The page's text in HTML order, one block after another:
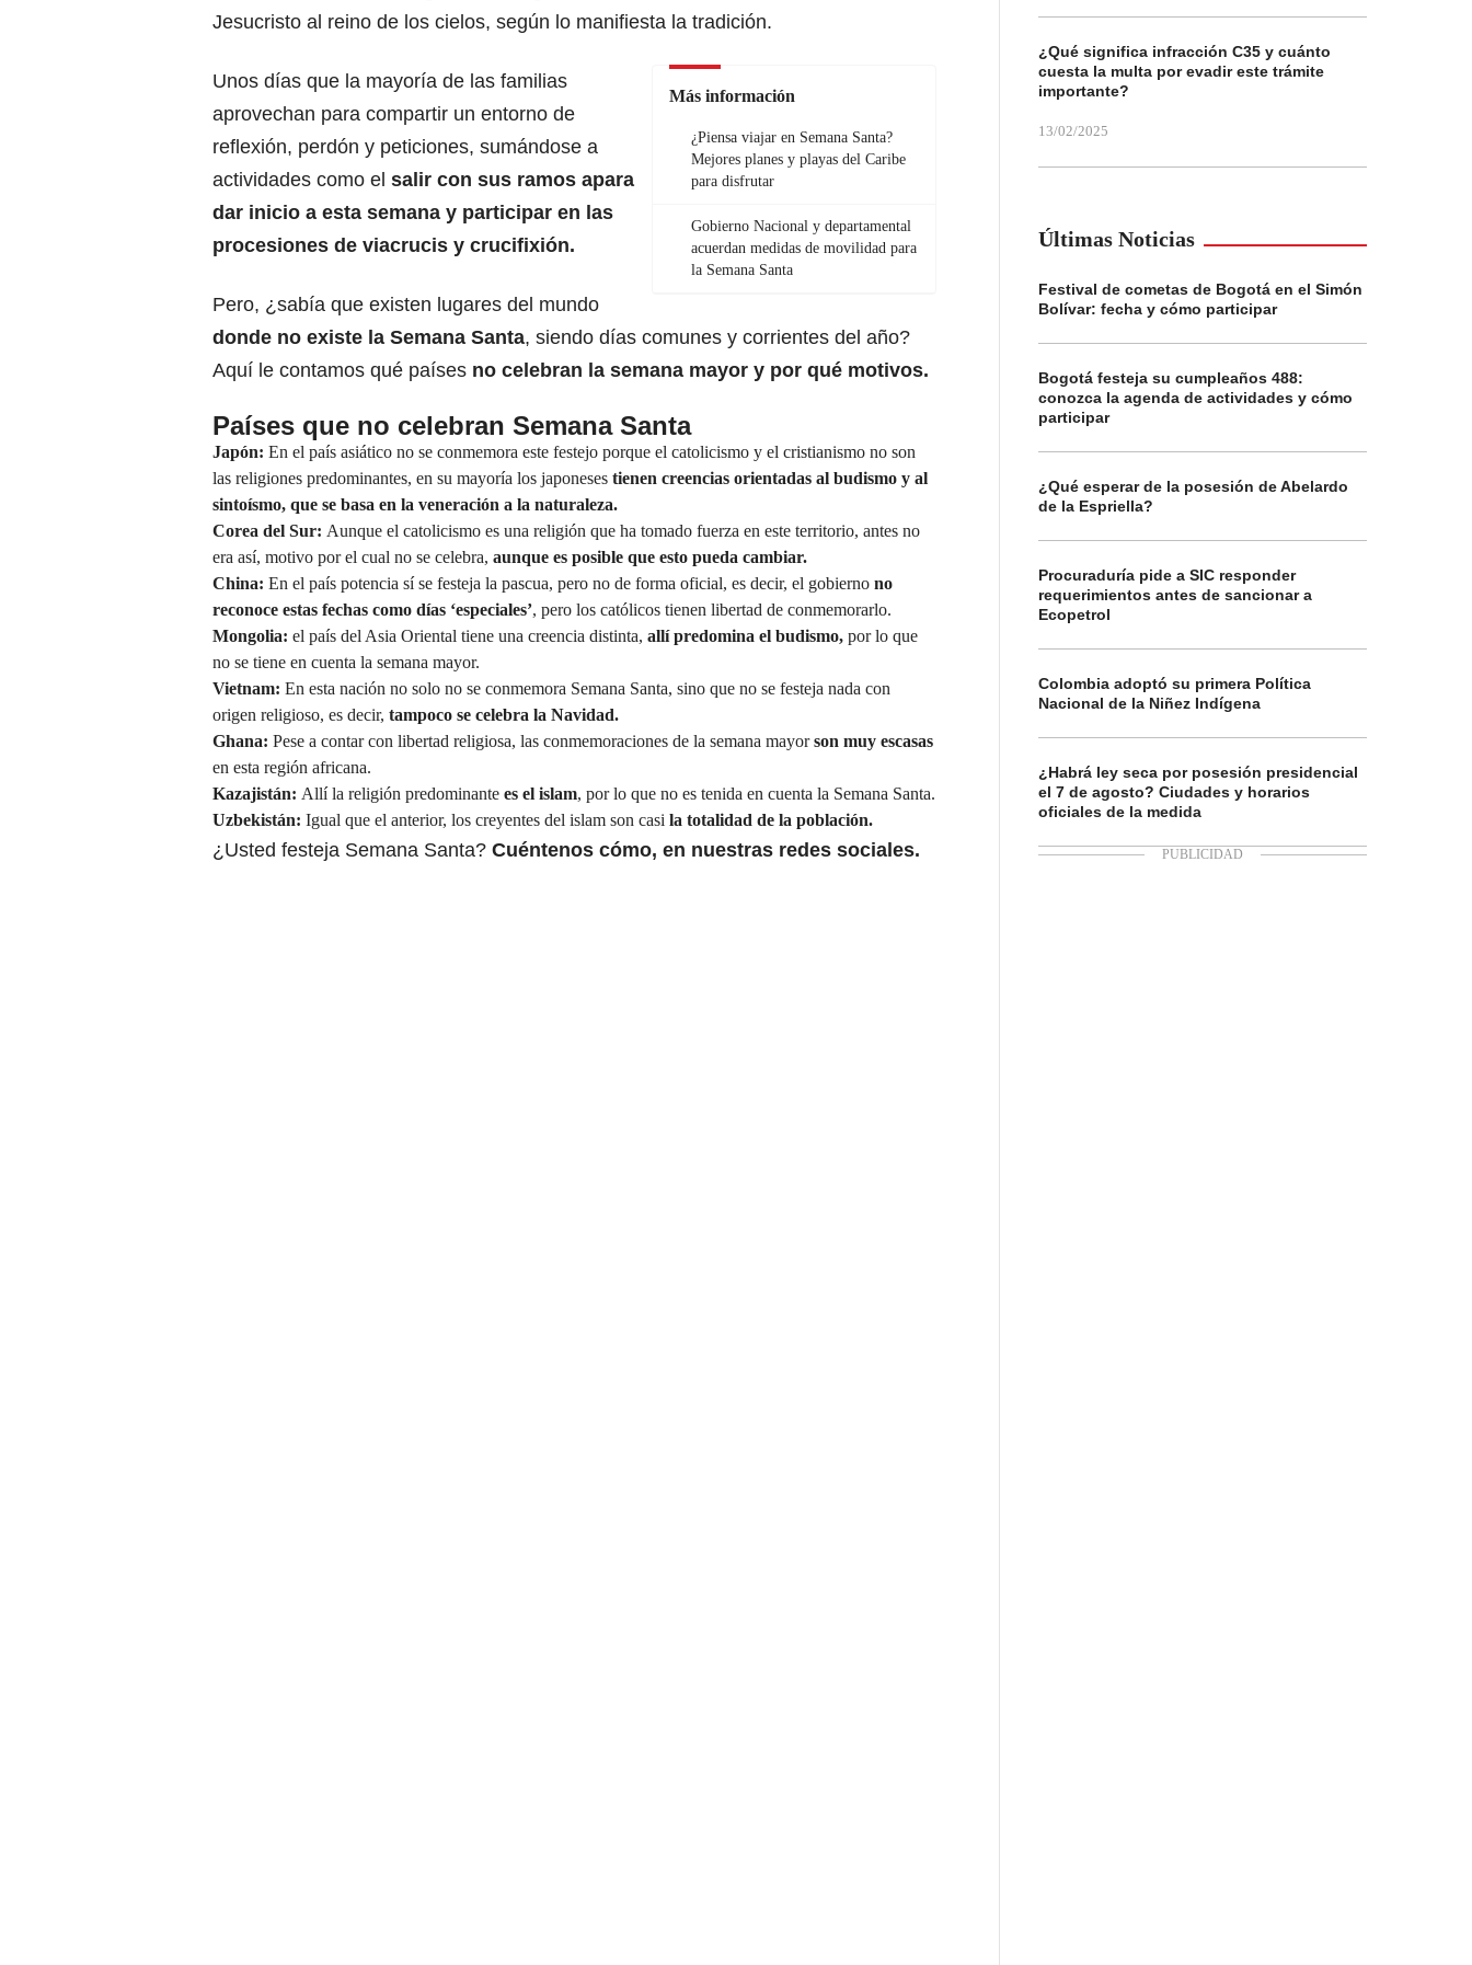
Jesucristo al reino de los cielos, según lo manifiesta la tradición.
Más información
¿Piensa viajar en Semana Santa?
Mejores planes y playas del Caribe
para disfrutar
Gobierno Nacional y departamental
acuerdan medidas de movilidad para
la Semana Santa
Unos días que la mayoría de las familias
aprovechan para compartir un entorno de
reflexión, perdón y peticiones, sumándose a
actividades como el salir con sus ramos apara
dar inicio a esta semana y participar en las
procesiones de viacrucis y crucifixión.
Pero, ¿sabía que existen lugares del mundo
donde no existe la Semana Santa, siendo días comunes y corrientes del año?
Aquí le contamos qué países no celebran la semana mayor y por qué motivos.
Países que no celebran Semana Santa
Japón: En el país asiático no se conmemora este festejo porque el catolicismo y el cristianismo no son
las religiones predominantes, en su mayoría los japoneses tienen creencias orientadas al budismo y al
sintoísmo, que se basa en la veneración a la naturaleza.
Corea del Sur: Aunque el catolicismo es una religión que ha tomado fuerza en este territorio, antes no
era así, motivo por el cual no se celebra, aunque es posible que esto pueda cambiar.
China: En el país potencia sí se festeja la pascua, pero no de forma oficial, es decir, el gobierno no
reconoce estas fechas como días ‘especiales’, pero los católicos tienen libertad de conmemorarlo.
Mongolia: el país del Asia Oriental tiene una creencia distinta, allí predomina el budismo, por lo que
no se tiene en cuenta la semana mayor.
Vietnam: En esta nación no solo no se conmemora Semana Santa, sino que no se festeja nada con
origen religioso, es decir, tampoco se celebra la Navidad.
Ghana: Pese a contar con libertad religiosa, las conmemoraciones de la semana mayorson muy escasas
en esta región africana.
Kazajistán: Allí la religión predominante es el islam, por lo que no es tenida en cuenta la Semana Santa.
Uzbekistán: Igual que el anterior, los creyentes del islam son casi la totalidad de la población.
¿Usted festeja Semana Santa? Cuéntenos cómo, en nuestras redes sociales.
¿Qué significa infracción C35 y cuánto
cuesta la multa por evadir este trámite
importante?
13/02/2025
Últimas Noticias
Festival de cometas de Bogotá en el Simón
Bolívar: fecha y cómo participar
Bogotá festeja su cumpleaños 488:
conozca la agenda de actividades y cómo
participar
¿Qué esperar de la posesión de Abelardo
de la Espriella?
Procuraduría pide a SIC responder
requerimientos antes de sancionar a
Ecopetrol
Colombia adoptó su primera Política
Nacional de la Niñez Indígena
¿Habrá ley seca por posesión presidencial
el 7 de agosto? Ciudades y horarios
oficiales de la medida